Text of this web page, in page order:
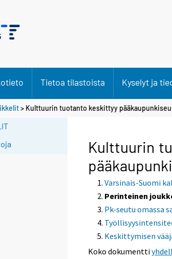
Tietoa tilastoista Kyselyt ja
> Kulttuurin tuotanto keskittyy
Kulttuurin
Varsinais-Suomi
Perinteinen
Pk-seutu omassa
Keskittymisen
Koko dokumentti